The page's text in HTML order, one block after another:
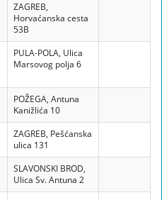
ZAGREB,
Horvaćanska cesta
53B
PULA-POLA, Ulica
Marsovog polja 6
POŽEGA, Antuna
Kanižlića 10
ZAGREB, Pešćanska
ulica 131
SLAVONSKI BROD,
Ulica Sv. Antuna 2